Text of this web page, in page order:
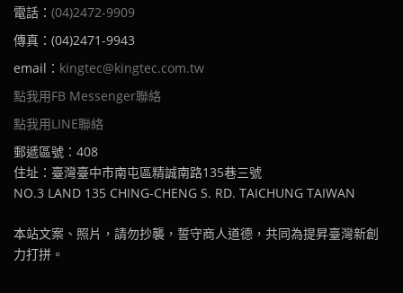
電話： (04)2472-9909
傳真：(04)2471-9943
email： kingtec@kingtec.com.tw
點我用FB Messenger聯絡
點我用LINE聯絡
郵遞區號：408
住址：臺灣臺中市南屯區精誠南路135巷三號
NO.3 LAND 135 CHING-CHENG S. RD. TAICHUNG TAIWAN
本站文案、照片，請勿抄襲，誓守商人道德，共同為提昇臺灣新創
力打拼。